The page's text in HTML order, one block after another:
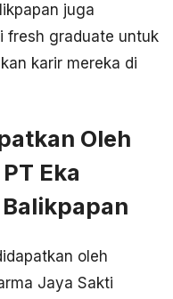
juga
fresh graduate untuk
karir mereka di
Oleh
Eka
oleh
Jaya Sakti